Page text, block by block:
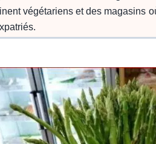
végétariens et des